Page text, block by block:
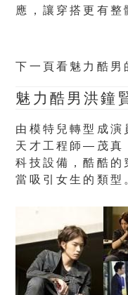
應，讓穿搭更有整
下一頁看魅力酷男
魅力酷男洪鐘
由模特兒轉型成演
天才工程師—茂真
科技設備，酷酷的
當吸引女生的類型